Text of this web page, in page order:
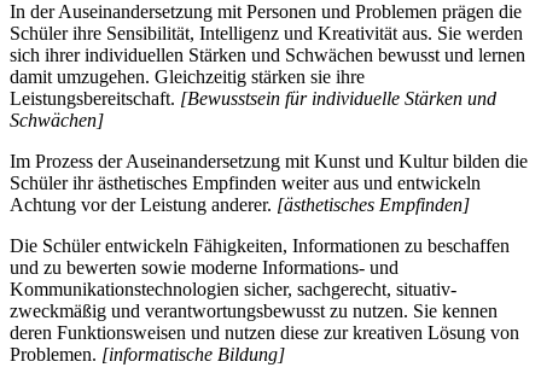
In der Auseinandersetzung mit Personen und Problemen prägen die
Schüler ihre Sensibilität, Intelligenz und Kreativität aus. Sie werden
sich ihrer individuellen Stärken und Schwächen bewusst und lernen
damit umzugehen. Gleichzeitig stärken sie ihre
Leistungsbereitschaft. [Bewusstsein für individuelle Stärken und
Schwächen]
Im Prozess der Auseinandersetzung mit Kunst und Kultur bilden die
Schüler ihr ästhetisches Empfinden weiter aus und entwickeln
Achtung vor der Leistung anderer. [ästhetisches Empfinden]
Die Schüler entwickeln Fähigkeiten, Informationen zu beschaffen
und zu bewerten sowie moderne Informations- und
Kommunikationstechnologien sicher, sachgerecht, situativ-
zweckmäßig und verantwortungsbewusst zu nutzen. Sie kennen
deren Funktionsweisen und nutzen diese zur kreativen Lösung von
Problemen. [informatische Bildung]